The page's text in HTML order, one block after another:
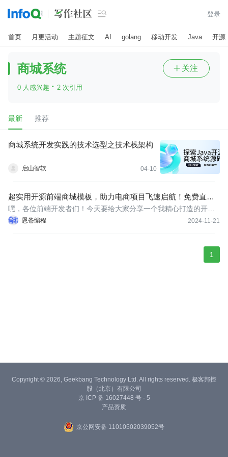
 登录
首页 月更活动 主题征文 AI golang 移动开发 Java 开源
商城系统
0 人感兴趣 · 2 次引用
 关注
最新 推荐
商城系统开发实践的技术选型之技术栈架构
启山智软 04-10
超实用开源前端商城模板，助力电商项目飞速启航！免费直接
可用！
恩爸编程 2024-11-21
嘿，各位前端开发者们！今天要给大家分享一个我精心打造的开源
前端商城模板，这可绝对是助力电商项目开发的一大利器呀！这个
1
Copyright © 2026, Geekbang Technology Ltd. All rights reserved. 极客邦控
股（北京）有限公司
京 ICP 备 16027448 号 - 5
产品资质
京公网安备 11010502039052号